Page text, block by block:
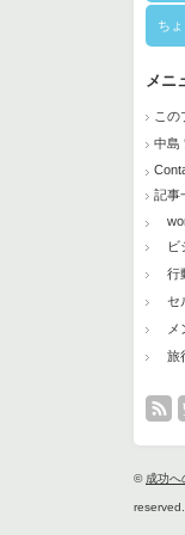
ち
メニ
この
中島
記事
ビ
行
セ
メ
旅
© 成功へ
reserved.